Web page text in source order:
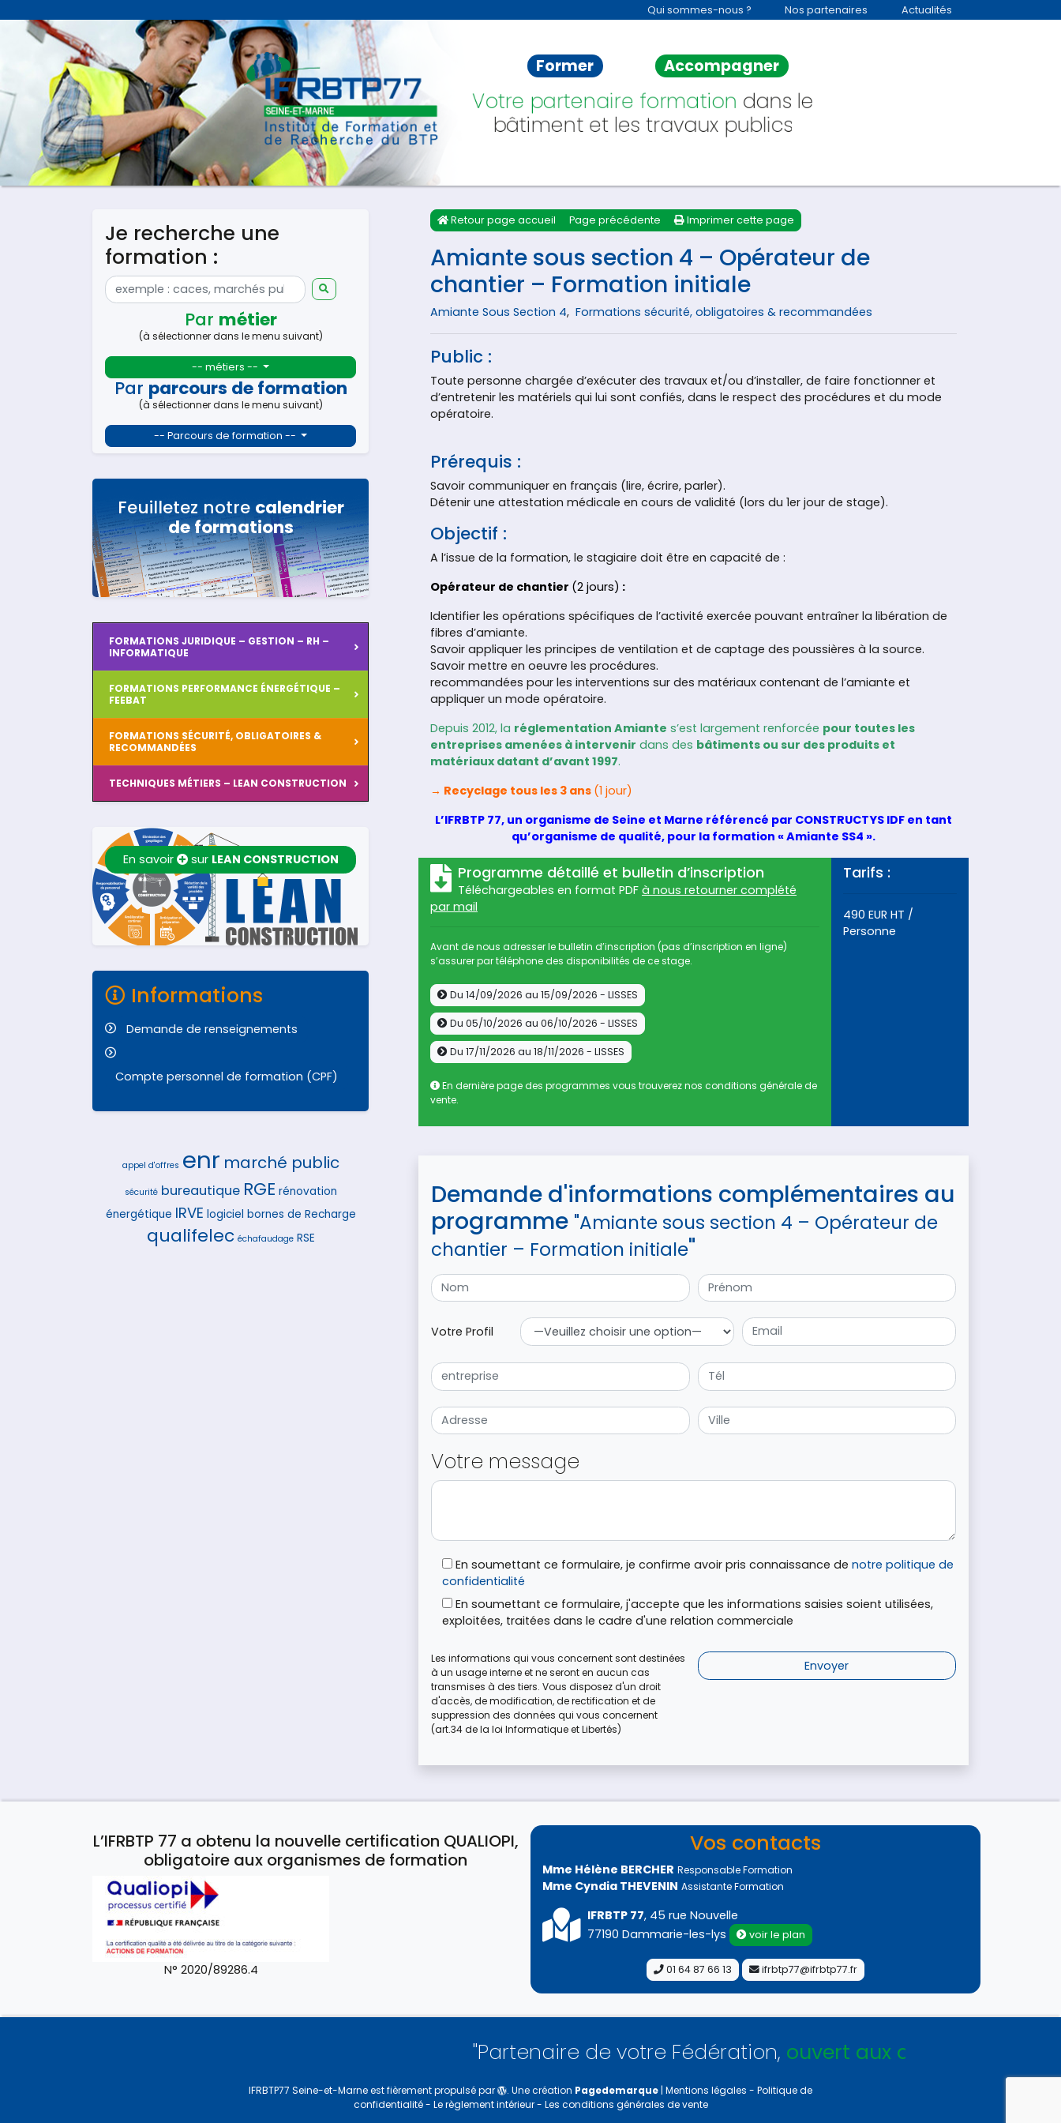
Qui sommes-nous ? Nos partenaires Actualités
Former Accompagner
Votre partenaire formation dans le
bâtiment et les travaux publics
Je recherche une
formation :
Par métier
(à sélectionner dans le menu suivant)
-- métiers --
Par parcours de formation
(à sélectionner dans le menu suivant)
-- Parcours de formation --
Feuilletez notre calendrier
de formations
FORMATIONS JURIDIQUE – GESTION – RH –
INFORMATIQUE
FORMATIONS PERFORMANCE ÉNERGÉTIQUE –
FEEBAT
FORMATIONS SÉCURITÉ, OBLIGATOIRES &
RECOMMANDÉES
TECHNIQUES MÉTIERS – LEAN CONSTRUCTION
En savoir sur LEAN CONSTRUCTION
Informations
Demande de renseignements
Compte personnel de formation (CPF)
appel d'offres enr marché public
sécurité bureautique RGE rénovation
énergétique IRVE logiciel bornes de Recharge
qualifelec échafaudage RSE
Retour page accueil Page précédente Imprimer cette page
Amiante sous section 4 – Opérateur de
chantier – Formation initiale
Amiante Sous Section 4, Formations sécurité, obligatoires & recommandées
Public :
Toute personne chargée d’exécuter des travaux et/ou d’installer, de faire fonctionner et
d’entretenir les matériels qui lui sont confiés, dans le respect des procédures et du mode
opératoire.
Prérequis :
Savoir communiquer en français (lire, écrire, parler).
Détenir une attestation médicale en cours de validité (lors du 1er jour de stage).
Objectif :
A l’issue de la formation, le stagiaire doit être en capacité de :
Opérateur de chantier (2 jours) :
Identifier les opérations spécifiques de l’activité exercée pouvant entraîner la libération de
fibres d’amiante.
Savoir appliquer les principes de ventilation et de captage des poussières à la source.
Savoir mettre en oeuvre les procédures.
recommandées pour les interventions sur des matériaux contenant de l’amiante et
appliquer un mode opératoire.
Depuis 2012, la réglementation Amiante s’est largement renforcée pour toutes les
entreprises amenées à intervenir dans des bâtiments ou sur des produits et
matériaux datant d’avant 1997.
→ Recyclage tous les 3 ans (1 jour)
L’IFRBTP 77, un organisme de Seine et Marne référencé par CONSTRUCTYS IDF en tant
qu’organisme de qualité, pour la formation « Amiante SS4 ».
Programme détaillé et bulletin d’inscription
Téléchargeables en format PDF à nous retourner complété
par mail
Avant de nous adresser le bulletin d’inscription (pas d’inscription en ligne)
s’assurer par téléphone des disponibilités de ce stage.
Du 14/09/2026 au 15/09/2026 - LISSES
Du 05/10/2026 au 06/10/2026 - LISSES
Du 17/11/2026 au 18/11/2026 - LISSES
En dernière page des programmes vous trouverez nos conditions générale de
vente.
Tarifs :
490 EUR HT /
Personne
Demande d'informations complémentaires au
programme "Amiante sous section 4 – Opérateur de
chantier – Formation initiale"
Votre Profil
Votre message
En soumettant ce formulaire, je confirme avoir pris connaissance denotre politique de
confidentialité
En soumettant ce formulaire, j'accepte que les informations saisies soient utilisées,
exploitées, traitées dans le cadre d'une relation commerciale
Les informations qui vous concernent sont destinées
à un usage interne et ne seront en aucun cas
transmises à des tiers. Vous disposez d'un droit
d'accès, de modification, de rectification et de
suppression des données qui vous concernent
(art.34 de la loi Informatique et Libertés)
L’IFRBTP 77 a obtenu la nouvelle certification QUALIOPI,
obligatoire aux organismes de formation
N° 2020/89286.4
Vos contacts
Mme Hélène BERCHER Responsable Formation
Mme Cyndia THEVENIN Assistante Formation
IFRBTP 77, 45 rue Nouvelle
77190 Dammarie-les-lys
voir le plan
01 64 87 66 13 ifrbtp77@ifrbtp77.fr
"Partenaire de votre Fédération, ouvert aux adhérents et non-
IFRBTP77 Seine-et-Marneest fièrement propulsé par . Une création Pagedemarque | Mentions légales - Politique de
confidentialité- Le règlement intérieur- Les conditions générales de vente